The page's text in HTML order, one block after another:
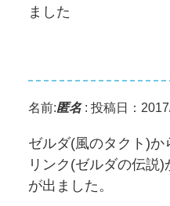
ました
名前:匿名: 投稿日：
ゼルダ(風のタクト)か
リンク(ゼルダの伝説)
が出ました。